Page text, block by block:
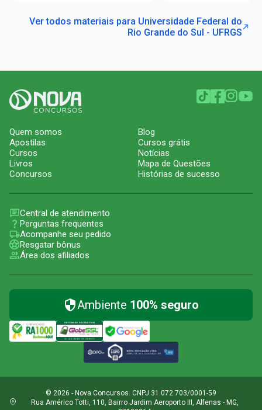
Ver todos materiais para Universidade Federal do
Rio Grande do Sul - UFRGS
Quem somos
Apostilas
Cursos
Livros
Concursos
Blog
Cursos grátis
Notícias
Mapa de Questões
Histórias de sucesso
Central de atendimento
Perguntas frequentes
Acompanhe seu pedido
Resgatar bônus
Área dos afiliados
Ambiente 100% seguro
© 2026 - Nova Concursos. CNPJ 31.072.703/0001-59
Rua Américo Totti, 110, Bairro Jardim Aeroporto III, Alfenas - MG,